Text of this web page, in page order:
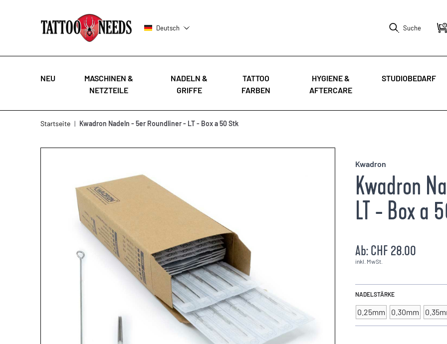
Deutsch Suche
NEU
MASCHINEN &
NETZTEILE
NADELN &
GRIFFE
TATTOO
FARBEN
HYGIENE &
AFTERCARE
STUDIOBEDARF
Startseite | Kwadron Nadeln - 5er Roundliner - LT - Box a 50 Stk
Kwadron
Kwadron
LT - Box a
Ab:CHF 28.00
inkl. MwSt.
NADELSTÄRKE
0.25mm 0.30mm